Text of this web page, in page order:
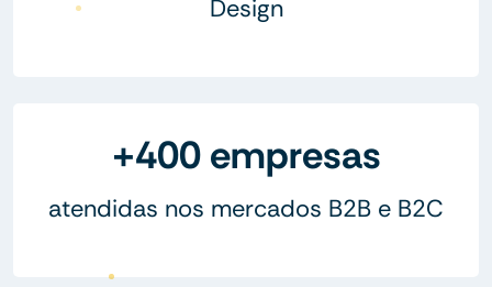
Design
+400 empresas
atendidas nos mercados B2B e B2C